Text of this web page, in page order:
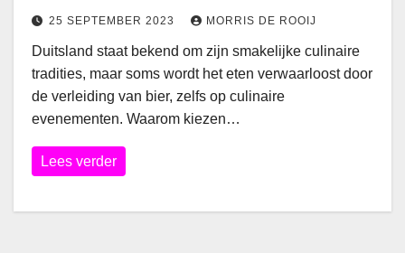
25 SEPTEMBER 2023 MORRIS DE ROOIJ
Duitsland staat bekend om zijn smakelijke culinaire
tradities, maar soms wordt het eten verwaarloost door
de verleiding van bier, zelfs op culinaire
evenementen. Waarom kiezen…
Lees verder